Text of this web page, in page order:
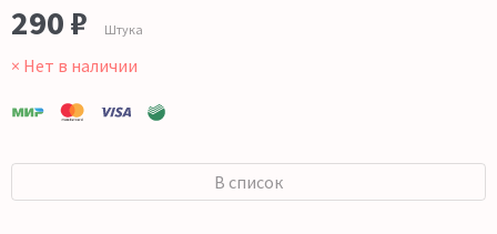
290 ₽ Штука
× Нет в наличии
В список